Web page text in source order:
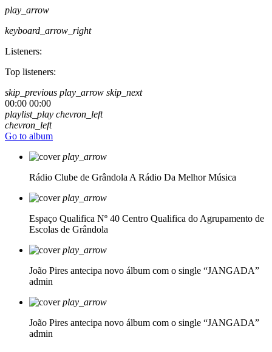
play_arrow
keyboard_arrow_right
Listeners:
Top listeners:
skip_previous play_arrow skip_next
00:00 00:00
playlist_play chevron_left
chevron_left
Go to album
play_arrow
Rádio Clube de Grândola A Rádio Da Melhor Música
play_arrow
Espaço Qualifica Nº 40 Centro Qualifica do Agrupamento de
Escolas de Grândola
play_arrow
João Pires antecipa novo álbum com o single “JANGADA”
admin
play_arrow
João Pires antecipa novo álbum com o single “JANGADA”
admin